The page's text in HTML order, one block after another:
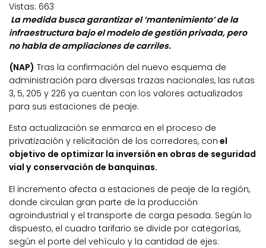
Vistas: 663
La medida busca garantizar el ‘mantenimiento’ de la
infraestructura bajo el modelo de gestión privada, pero
no habla de ampliaciones de carriles.
(NAP) Tras la confirmación del nuevo esquema de
administración para diversas trazas nacionales, las rutas
3, 5, 205 y 226 ya cuentan con los valores actualizados
para sus estaciones de peaje.
Esta actualización se enmarca en el proceso de
privatización y relicitación de los corredores, con el
objetivo de optimizar la inversión en obras de seguridad
vial y conservación de banquinas.
El incremento afecta a estaciones de peaje de la región,
donde circulan gran parte de la producción
agroindustrial y el transporte de carga pesada. Según lo
dispuesto, el cuadro tarifario se divide por categorías,
según el porte del vehículo y la cantidad de ejes: